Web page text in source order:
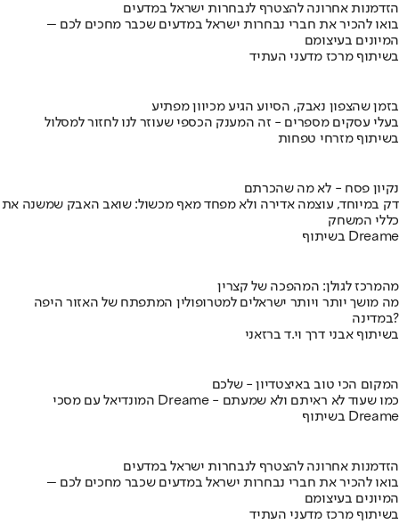
הזדמנות אחרונה להצטרף לנבחרות ישראל במדעים
בואו להכיר את חברי נבחרות ישראל במדעים שכבר מחכים לכם –
המיונים בעיצומם
בשיתוף מרכז מדעני העתיד
בזמן שהצפון נאבק, הסיוע הגיע מכיוון מפתיע
בעלי עסקים מספרים - זה המענק הכספי שעוזר לנו לחזור למסלול
בשיתוף מזרחי טפחות
נקיון פסח - לא מה שהכרתם
דק במיוחד, עוצמה אדירה ולא מפחד מאף מכשול: שואב האבק שמשנה את
כללי המשחק
בשיתוף Dreame
מהמרכז לגולן: המהפכה של קצרין
מה מושך יותר ויותר ישראלים למטרופולין המתפתח של האזור היפה
במדינה?
בשיתוף אבני דרך וי.ד ברזאני
המקום הכי טוב באיצטדיון - שלכם
המונדיאל עם מסכי Dreame - כמו שעוד לא ראיתם ולא שמעתם
בשיתוף Dreame
הזדמנות אחרונה להצטרף לנבחרות ישראל במדעים
בואו להכיר את חברי נבחרות ישראל במדעים שכבר מחכים לכם –
המיונים בעיצומם
בשיתוף מרכז מדעני העתיד